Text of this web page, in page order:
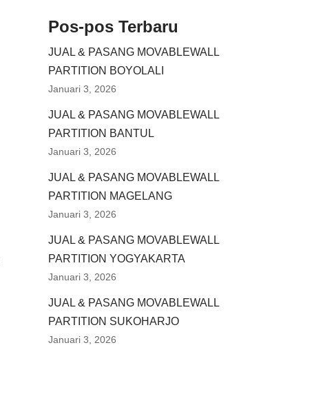
Pos-pos Terbaru
JUAL & PASANG MOVABLEWALL
PARTITION BOYOLALI
Januari 3, 2026
JUAL & PASANG MOVABLEWALL
PARTITION BANTUL
Januari 3, 2026
JUAL & PASANG MOVABLEWALL
PARTITION MAGELANG
Januari 3, 2026
JUAL & PASANG MOVABLEWALL
PARTITION YOGYAKARTA
Januari 3, 2026
JUAL & PASANG MOVABLEWALL
PARTITION SUKOHARJO
Januari 3, 2026